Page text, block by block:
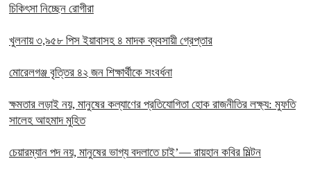
চিকিৎসা নিচ্ছেন রোগীরা
খুলনায় ৩,৯৫৮ পিস ইয়াবাসহ ৪ মাদক ব্যবসায়ী গ্রেপ্তার
মোরেলগঞ্জ বৃত্তির ৪২ জন শিক্ষার্থীকে সংবর্ধনা
ক্ষমতার লড়াই নয়, মানুষের কল্যাণের প্রতিযোগিতা হোক রাজনীতির লক্ষ্য: মুফতি
সালেহ আহমাদ মুহিত
চেয়ারম্যান পদ নয়, মানুষের ভাগ্য বদলাতে চাই’— রায়হান কবির মিল্টন